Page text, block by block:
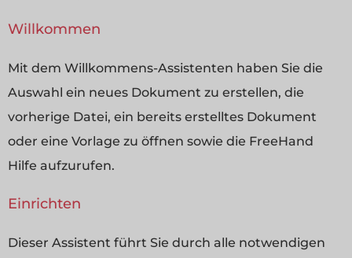
Willkommen
Mit dem Willkommens-Assistenten haben Sie die
Auswahl ein neues Dokument zu erstellen, die
vorherige Datei, ein bereits erstelltes Dokument
oder eine Vorlage zu öffnen sowie die FreeHand
Hilfe aufzurufen.
Einrichten
Dieser Assistent führt Sie durch alle notwendigen